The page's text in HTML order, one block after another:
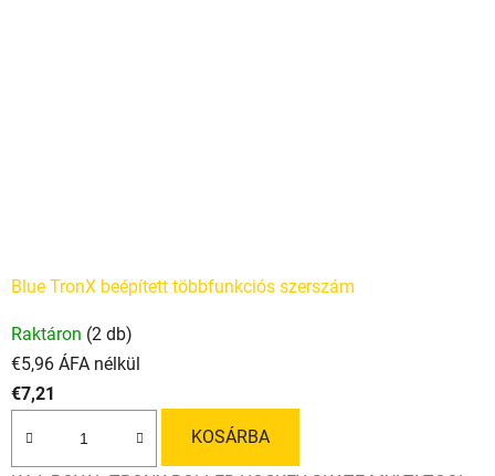
Blue TronX beépített többfunkciós szerszám
Raktáron (2 db)
€5,96 ÁFA nélkül
€7,21
KOSÁRBA